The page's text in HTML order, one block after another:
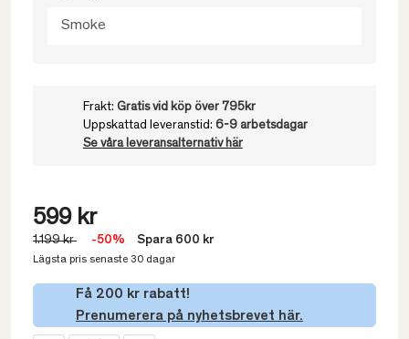
Smoke
Frakt: Gratis vid köp över 795kr
Uppskattad leveranstid: 6-9 arbetsdagar
Se våra leveransalternativ här
599 kr
1.199 kr -50% Spara 600 kr
Lägsta pris senaste 30 dagar
Få 200 kr rabatt!
Prenumerera på nyhetsbrevet här.